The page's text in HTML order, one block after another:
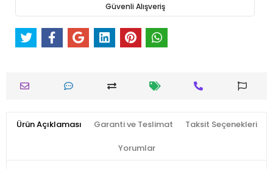
Güvenli Alışveriş
Ürün Açıklaması Garanti ve Teslimat Taksit Seçenekleri
Yorumlar